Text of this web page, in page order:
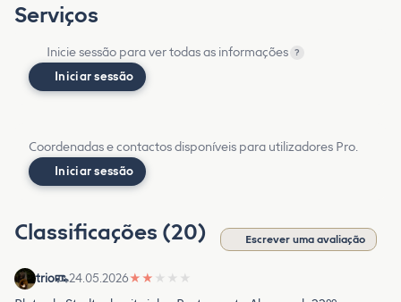
Serviços
Inicie sessão para ver todas as informações ?
Iniciar sessão
Coordenadas e contactos disponíveis para utilizadores Pro.
Iniciar sessão
Classificações (20) Escrever uma avaliação
trio 24.05.2026★ ★ ★ ★ ★